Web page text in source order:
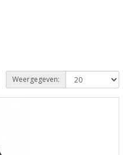
Weergegeven: